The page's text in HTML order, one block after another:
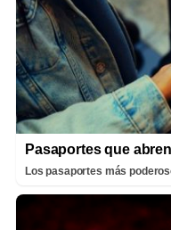
Pasaportes que
Los pasaportes más